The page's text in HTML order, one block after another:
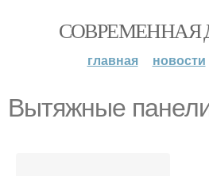
СОВРЕМЕННАЯ
главная новости
Вытяжные